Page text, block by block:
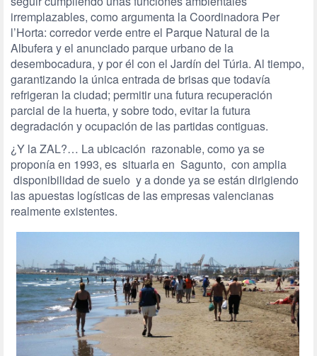
irremplazables, como argumenta la Coordinadora Per
l’Horta: corredor verde entre el Parque Natural de la
Albufera y el anunciado parque urbano de la
desembocadura, y por él con el Jardín del Túria. Al tiempo,
garantizando la única entrada de brisas que todavía
refrigeran la ciudad; permitir una futura recuperación
parcial de la huerta, y sobre todo, evitar la futura
degradación y ocupación de las partidas contiguas.
¿Y la ZAL?… La ubicación razonable, como ya se
proponía en 1993, es situarla en Sagunto, con amplia
disponibilidad de suelo y a donde ya se están dirigiendo
las apuestas logísticas de las empresas valencianas
realmente existentes.